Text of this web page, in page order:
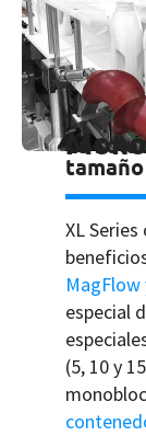
La
tamaño
XL
MagFlow
especial
(5, 10 y